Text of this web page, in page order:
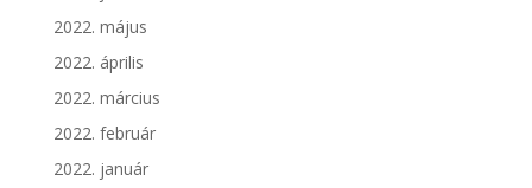
2022. május
2022. április
2022. március
2022. február
2022. január